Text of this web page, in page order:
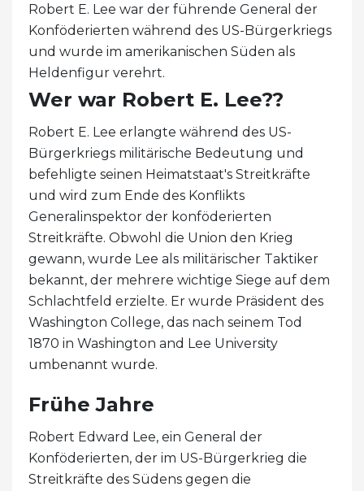
Robert E. Lee war der führende General der
Konföderierten während des US-Bürgerkriegs
und wurde im amerikanischen Süden als
Heldenfigur verehrt.
Wer war Robert E. Lee??
Robert E. Lee erlangte während des US-
Bürgerkriegs militärische Bedeutung und
befehligte seinen Heimatstaat's Streitkräfte
und wird zum Ende des Konflikts
Generalinspektor der konföderierten
Streitkräfte. Obwohl die Union den Krieg
gewann, wurde Lee als militärischer Taktiker
bekannt, der mehrere wichtige Siege auf dem
Schlachtfeld erzielte. Er wurde Präsident des
Washington College, das nach seinem Tod
1870 in Washington and Lee University
umbenannt wurde.
Frühe Jahre
Robert Edward Lee, ein General der
Konföderierten, der im US-Bürgerkrieg die
Streitkräfte des Südens gegen die